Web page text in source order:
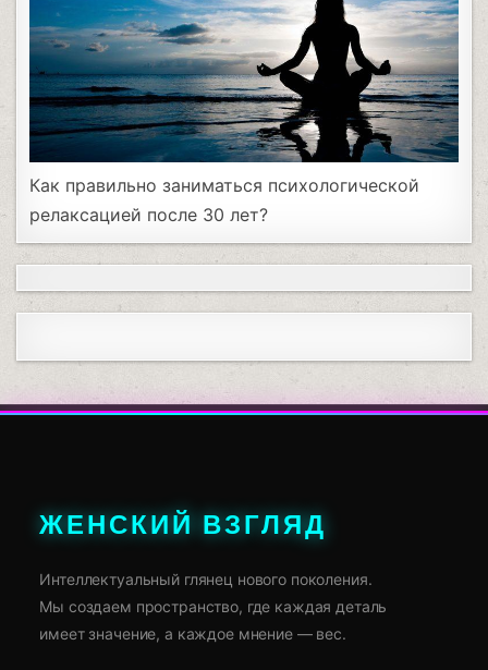
Как правильно заниматься психологической
релаксацией после 30 лет?
ЖЕНСКИЙ ВЗГЛЯД
Интеллектуальный глянец нового поколения.
Мы создаем пространство, где каждая деталь
имеет значение, а каждое мнение — вес.